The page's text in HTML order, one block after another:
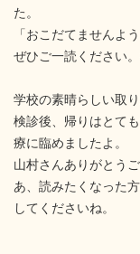
た。
「おこだてませんよ
ぜひご一読ください
学校の素晴らしい取
検診後、帰りはとて
療に臨めましたよ。
山村さんありがとうご
あ、読みたくなった
してくださいね。